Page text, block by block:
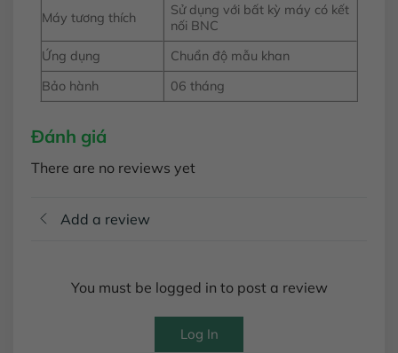
Máy tương thích
Sử dụng với bất kỳ máy có kết
nối BNC
Ứng dụng
Chuẩn độ mẫu khan
Bảo hành
06 tháng
Đánh giá
There are no reviews yet
Add a review
You must be logged in to post a review
Log In